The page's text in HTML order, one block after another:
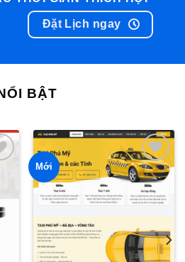
Đặt Lịch ngay
BẬT
Mới
Add to
wishlist